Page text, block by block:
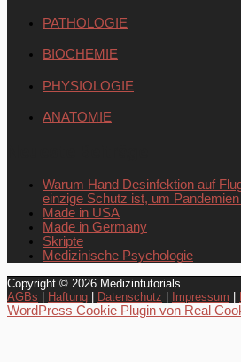
PATHOLOGIE
BIOCHEMIE
PHYSIOLOGIE
ANATOMIE
Warum Hand Desinfektion auf
einzige Schutz ist, um
Made in USA
Made in Germany
Skripte
Medizinische Psychologie
Copyright © 2026 Medizintutorials
AGBs | Haftung | Datenschutz | Impressum |
WordPress Cookie Plugin von Real